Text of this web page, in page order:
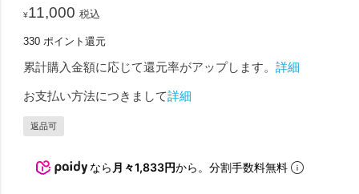
¥11,000 税込
330 ポイント還元
累計購入金額に応じて還元率がアップします。詳細
お支払い方法につきまして詳細
返品可
なら 月々1,833円から。分割手数料無料